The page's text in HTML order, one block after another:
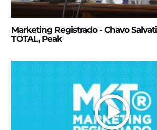
Marketing Registrado - Chavo
TOTAL, Peak